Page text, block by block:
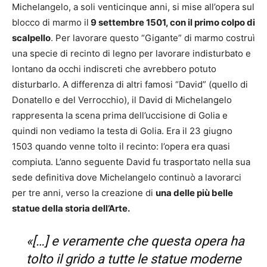
Michelangelo, a soli venticinque anni, si mise all’opera sul
blocco di marmo il 9 settembre 1501, con il primo colpo di
scalpello. Per lavorare questo “Gigante” di marmo costruì
una specie di recinto di legno per lavorare indisturbato e
lontano da occhi indiscreti che avrebbero potuto
disturbarlo. A differenza di altri famosi “David” (quello di
Donatello e del Verrocchio), il David di Michelangelo
rappresenta la scena prima dell’uccisione di Golia e
quindi non vediamo la testa di Golia. Era il 23 giugno
1503 quando venne tolto il recinto: l’opera era quasi
compiuta. L’anno seguente David fu trasportato nella sua
sede definitiva dove Michelangelo continuò a lavorarci
per tre anni, verso la creazione di una delle più belle
statue della storia dell’Arte.
«[…] e veramente che questa opera ha
tolto il grido a tutte le statue moderne